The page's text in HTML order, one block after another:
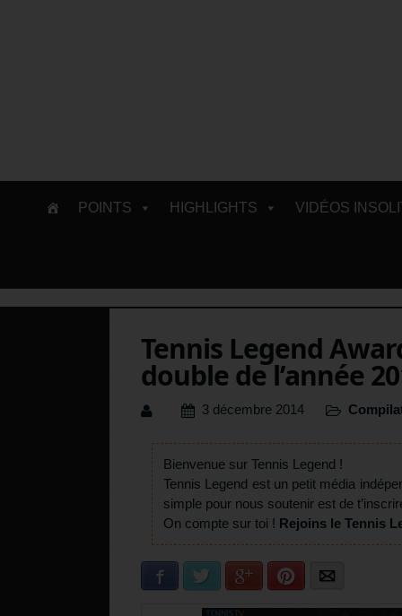
POINTS HIGHLIGHTS VIDÉOS
Tennis Legend
double de l’année
3 décembre 2014
Bienvenue sur Tennis Legend !
Tennis Legend est un petit média
simple pour nous soutenir est de
On compte sur toi ! Rejoins le Tennis
Facebook Twitter Google+ Pinterest